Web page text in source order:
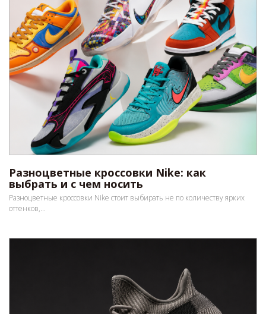
Разноцветные кроссовки Nike: как
выбрать и с чем носить
Разноцветные кроссовки Nike стоит выбирать не по количеству ярких
оттенков,...